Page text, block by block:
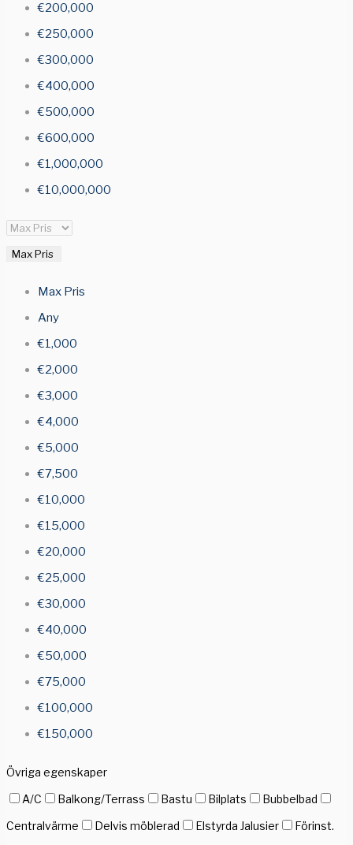
€200,000
€250,000
€300,000
€400,000
€500,000
€600,000
€1,000,000
€10,000,000
Max Pris
Max Pris
Any
€1,000
€2,000
€3,000
€4,000
€5,000
€7,500
€10,000
€15,000
€20,000
€25,000
€30,000
€40,000
€50,000
€75,000
€100,000
€150,000
Övriga egenskaper
A/C
Balkong/Terrass Bastu Bilplats
Bubbelbad
Centralvärme
Delvis möblerad Elstyrda Jalusier
Förinst.